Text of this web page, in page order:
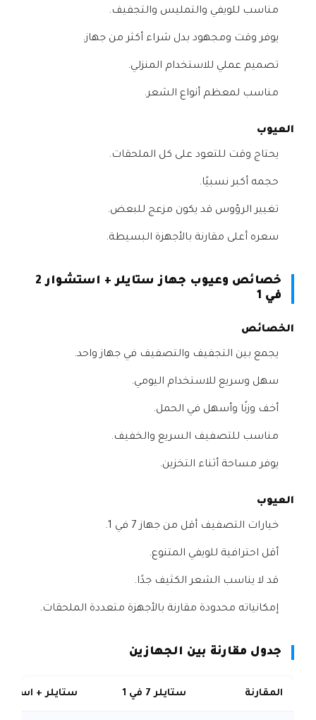
مناسب للويفي والتمليس والتجفيف.
يوفر وقت ومجهود بدل شراء أكثر من جهاز.
تصميم عملي للاستخدام المنزلي.
مناسب لمعظم أنواع الشعر.
العيوب
يحتاج وقت للتعود على كل الملحقات.
حجمه أكبر نسبيًا.
تغيير الرؤوس قد يكون مزعج للبعض.
سعره أعلى مقارنة بالأجهزة البسيطة.
خصائص وعيوب جهاز ستايلر + استشوار 2
في 1
الخصائص
يجمع بين التجفيف والتصفيف في جهاز واحد.
سهل وسريع للاستخدام اليومي.
أخف وزنًا وأسهل في الحمل.
مناسب للتصفيف السريع والخفيف.
يوفر مساحة أثناء التخزين.
العيوب
خيارات التصفيف أقل من جهاز 7 في 1.
أقل احترافية للويفي المتنوع.
قد لا يناسب الشعر الكثيف جدًا.
إمكانياته محدودة مقارنة بالأجهزة متعددة الملحقات.
جدول مقارنة بين الجهازين
المقارنة ستايلر 7 في 1 ستايلر + استشوار 2